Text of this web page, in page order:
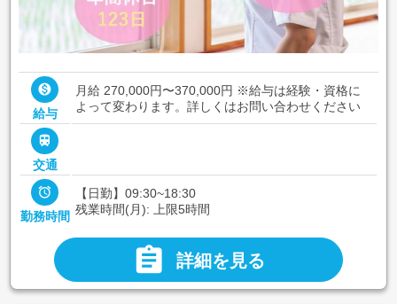

給与
月給 270,000円〜370,000円 ※給与は経験・資格に
よって変わります。詳しくはお問い合わせください

交通

勤務時間
【日勤】09:30~18:30
残業時間(月): 上限5時間
 詳細を見る